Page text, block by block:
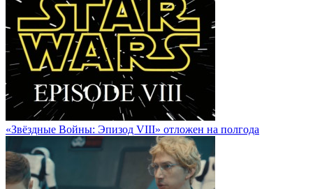
«Звёздные Войны: Эпизод VIII» отложен на полгода